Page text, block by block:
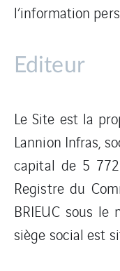
l’information
Editeur
Le Site est la
Lannion Infras,
capital de 5
Registre du
BRIEUC sous
siège social est